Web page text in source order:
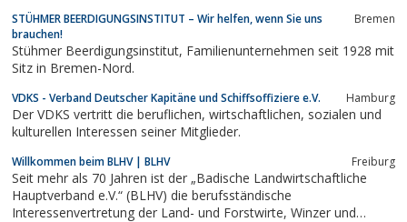
– bietet. Zur Verwirklichung einer umfassenden Beratung
arbeiten unsere über zwanzig...
STÜHMER BEERDIGUNGSINSTITUT – Wir helfen, wenn Sie uns
brauchen!
Bremen
Stühmer Beerdigungsinstitut, Familienunternehmen seit 1928 mit
Sitz in Bremen-Nord.
VDKS - Verband Deutscher Kapitäne und Schiffsoffiziere e.V. Hamburg
Der VDKS vertritt die beruflichen, wirtschaftlichen, sozialen und
kulturellen Interessen seiner Mitglieder.
Willkommen beim BLHV | BLHV Freiburg
Seit mehr als 70 Jahren ist der „Badische Landwirtschaftliche
Hauptverband e.V.“ (BLHV) die berufsständische
Interessenvertretung der Land- und Forstwirte, Winzer und